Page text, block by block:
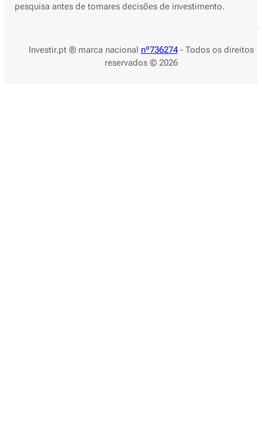
pesquisa antes de tomares decisões de investimento.
Investir.pt ® marca nacional nº736274- Todos os direitos
reservados © 2026